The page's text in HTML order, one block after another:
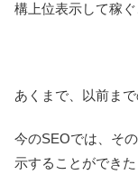
構上位表示して稼ぐ
あくまで、以前まで
今のSEOでは、そ
示することができ